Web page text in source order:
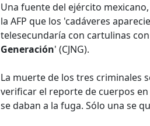
Una fuente del ejército
la AFP que los 'cadáveres
telesecundaría con cartulinas
Generación' (CJNG).
La muerte de los tres criminales
verificar el reporte de cuerpos
se daban a la fuga. Sólo una se